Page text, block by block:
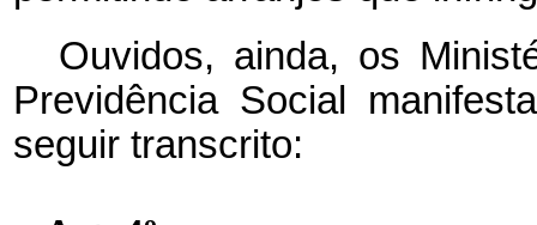
Ouvidos, ainda, os
Previdência Social
seguir transcrito: